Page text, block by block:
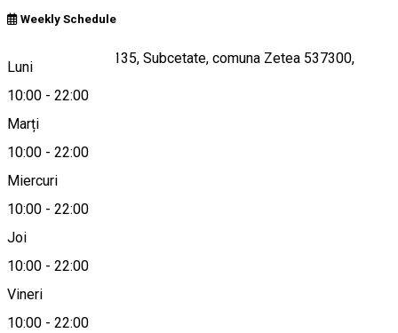
Weekly Schedule
Luni
10:00 - 22:00
Marți
10:00 - 22:00
Miercuri
10:00 - 22:00
Joi
10:00 - 22:00
Vineri
10:00 - 22:00
Str. Principală nr. 135, Subcetate, comuna Zetea 537300,
România
Hartă